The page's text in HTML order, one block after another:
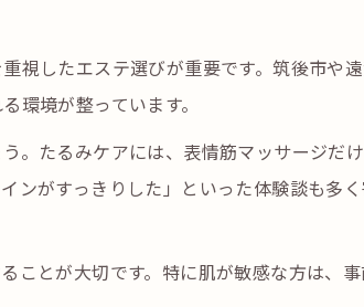
徴
る方法
とは
は
視したエステ選びが重要です。筑後市や
環境が整っています。
。たるみケアには、表情筋マッサージだ
ンがすっきりした」といった体験談も多
ことが大切です。特に肌が敏感な方は、